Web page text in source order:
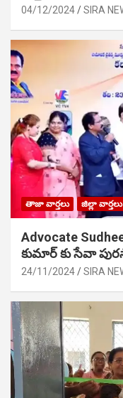
04/12/2024 SIRA
తాజా వార్తలు జిల్లా వార్తలు
Advocate
కుమార్ కు సేవా
24/11/2024 SIRA